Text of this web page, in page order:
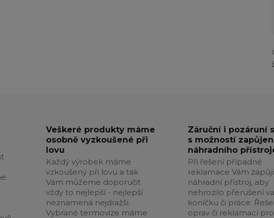
Veškeré produkty máme
osobně vyzkoušené při
lovu
Každý výrobek máme
vzkoušený při lovu a tak
Vám můžeme doporučit
vždy to nejlepší - nejlepší
neznamená nejdražší.
Vybrané termovize máme
Záruční i pozáruní
s možností
náhradního
Při řešení případné
reklamace Vám
náhradní přístroj, aby
nehrozilo přerušení
koníčku či práce.
oprav či reklamací